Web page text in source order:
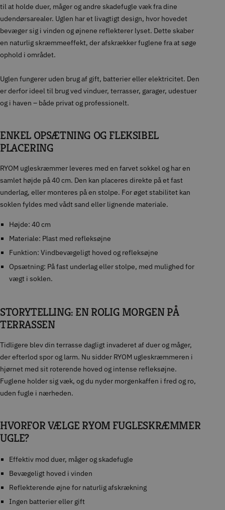
til at holde duer, måger og andre skadefugle væk fra dine
udendørsarealer. Uglen har et livagtigt design, hvor hovedet
bevæger sig i vinden og øjnene reflekterer lyset. Dette skaber
en naturlig skræmmeeffekt, der afskrækker fuglene fra at søge
ophold i området.
Uglen fungerer uden brug af gift, batterier eller elektricitet. Den
er derfor ideel til brug ved vinduer, terrasser, garager, udestuer
og i haven – både privat og professionelt.
ENKEL OPSÆTNING OG FLEKSIBEL
PLACERING
RYOM ugleskræmmer leveres med en farvet sokkel og har en
samlet højde på 40 cm. Den kan placeres direkte på et fast
underlag, eller monteres på en stolpe. For øget stabilitet kan
soklen fyldes med vådt sand eller lignende materiale.
Højde: 40 cm
Materiale: Plast med refleksøjne
Funktion: Vindbevægeligt hoved og refleksøjne
Opsætning: På fast underlag eller stolpe, med mulighed for
vægt i soklen.
STORYTELLING: EN ROLIG MORGEN PÅ
TERRASSEN
Tidligere blev din terrasse dagligt invaderet af duer og måger,
der efterlod spor og larm. Nu sidder RYOM ugleskræmmeren i
hjørnet med sit roterende hoved og intense refleksøjne.
Fuglene holder sig væk, og du nyder morgenkaffen i fred og ro,
uden fugle i nærheden.
HVORFOR VÆLGE RYOM FUGLESKRÆMMER
UGLE?
Effektiv mod duer, måger og skadefugle
Bevægeligt hoved i vinden
Reflekterende øjne for naturlig afskrækning
Ingen batterier eller gift